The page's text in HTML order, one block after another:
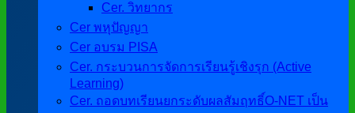
Cer. วิทยากร
Cer พหุปัญญา
Cer อบรม PISA
Cer. กระบวนการจัดการเรียนรู้เชิงรุก (Active
Learning)
Cer. ถอดบทเรียนยกระดับผลสัมฤทธิ์O-NET เป็น